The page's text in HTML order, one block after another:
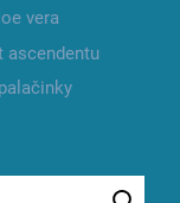
vera
ascendentu